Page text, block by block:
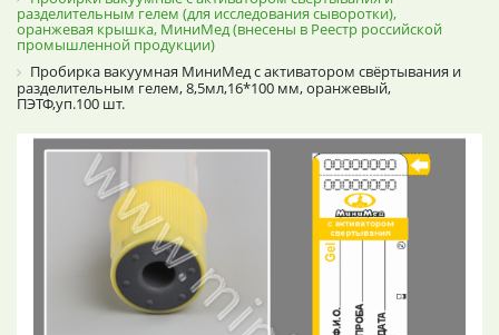
разделительным гелем (для исследования сыворотки),
оранжевая крышка, МиниМед (внесены в Реестр российской
промышленной продукции)
Пробирка вакуумная МиниМед с активатором свёртывания и
разделительным гелем, 8,5мл,16*100 мм, оранжевый,
ПЭТФ,уп.100 шт.